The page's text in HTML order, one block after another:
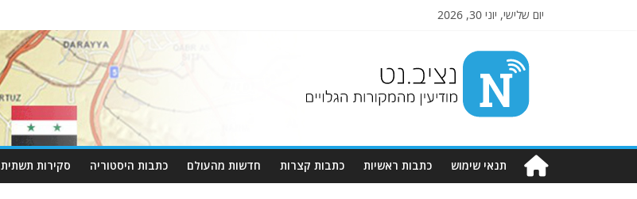
יום שלישי, יוני 30, 2026
Nziv.net
מודיעין
מהמקורות
תנאי שימוש כתבות ראשיות כתבות קצרות חדשות מהעולם כתבות היסטוריה סקירות תשתית